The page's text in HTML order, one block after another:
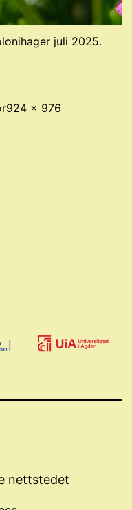
juli 2025.
Full
924 × 976
nettstedet